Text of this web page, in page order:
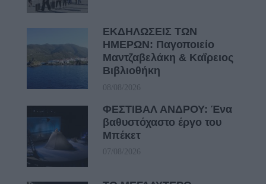
ΕΚΔΗΛΩΣΕΙΣ ΤΩΝ
ΗΜΕΡΩΝ: Παγοποιείο
Μαντζαβελάκη & Καΐρειος
Βιβλιοθήκη
08/08/2026
ΦΕΣΤΙΒΑΛ ΑΝΔΡΟΥ: Ένα
βαθυστόχαστο έργο του
Μπέκετ
07/08/2026